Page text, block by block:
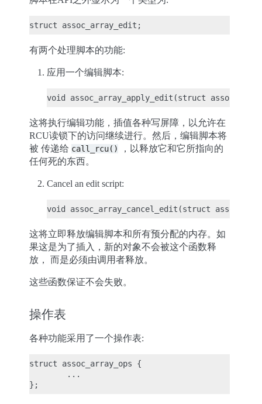
有两个处理脚本的功能:
应用一个编辑脚本:
这将执行编辑功能，插值各种写屏障，以允许在
RCU读锁下的访问继续进行。然后，编辑脚本将
被 传递给 call_rcu()
，以释放它和它所指向的
任何死的东西。
Cancel an edit script:
这将立即释放编辑脚本和所有预分配的内存。如
果这是为了插入，新的对象不会被这个函数释
放， 而是必须由调用者释放。
这些函数保证不会失败。
操作表
各种功能采用了一个操作表:
struct assoc_array_ops {
        ...